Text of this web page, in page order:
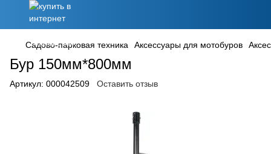
Садово-парковая техника Аксессуары для мотобуров
Бур 150мм*800мм
Артикул: 000042509 Оставить отзыв